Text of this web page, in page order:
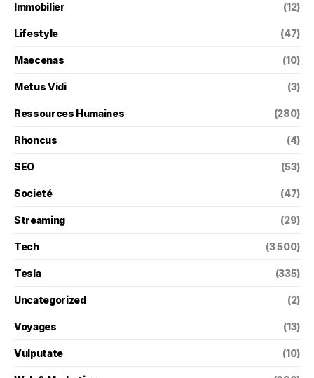
Immobilier (12)
Lifestyle (47)
Maecenas (10)
Metus Vidi (3)
Ressources Humaines (280)
Rhoncus (4)
SEO (53)
Societé (47)
Streaming (29)
Tech (3 500)
Tesla (335)
Uncategorized (2)
Voyages (13)
Vulputate (10)